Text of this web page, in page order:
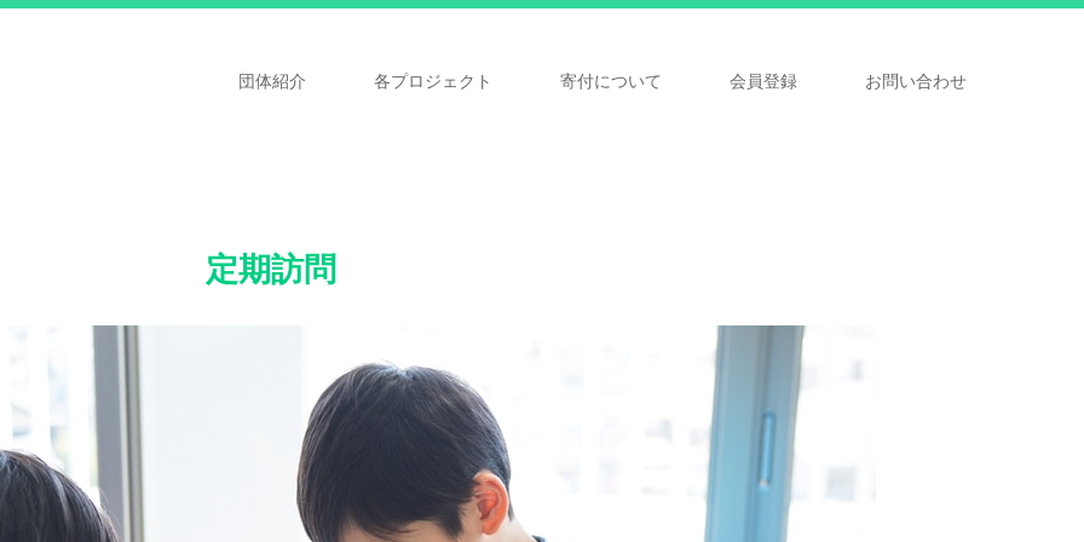
団体紹介 各プロジェクト 寄付について 会員登録 お問い合わせ
定期訪問